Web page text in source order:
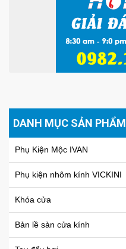
DANH MỤC SẢN PHẨM
Phụ Kiện Mộc IVAN
Phụ kiện nhôm kính VICKINI
Khóa cửa
Bản lề sàn cửa kính